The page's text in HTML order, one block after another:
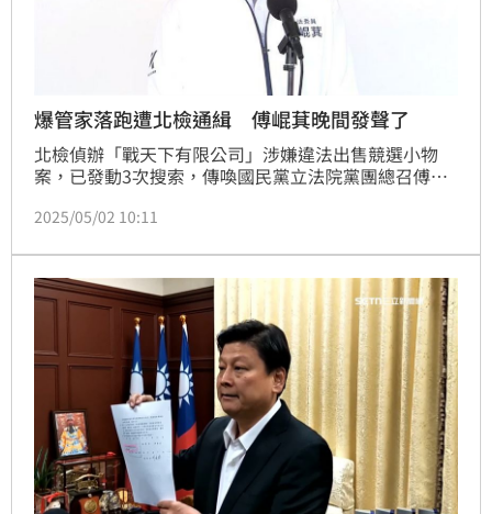
爆管家落跑遭北檢通緝 傅崐萁晚間發聲了
北檢偵辦「戰天下有限公司」涉嫌違法出售競選小物
案，已發動3次搜索，傳喚國民黨立法院黨團總召傅崐
出李男第一次被傳喚獲請回後，就再也傳拘無著，北檢
犯，2日指揮調查局北部機動工作站發動搜索，傳喚張
睿文到案，訊後諭令50萬元交保。對此，傅崐萁也回
應，指管家經訊問後恐懼不已，然後就突然音信全無，
不禁質問「這個國家還有司法正義嗎？」
2025/05/02 10:11